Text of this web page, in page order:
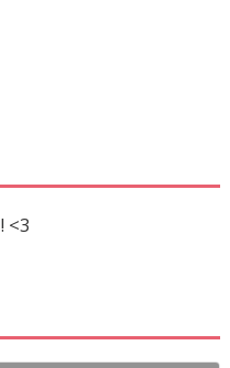
! <3